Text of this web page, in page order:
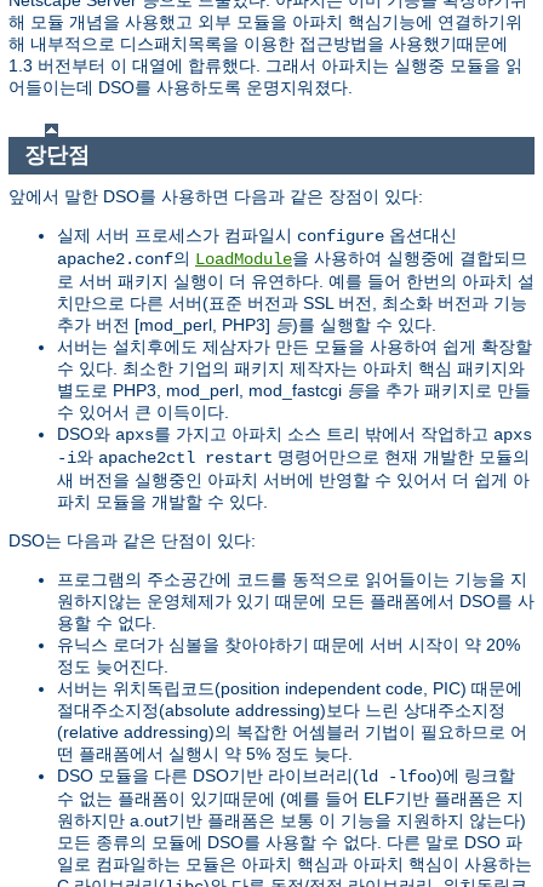
해 모듈 개념을 사용했고 외부 모듈을 아파치 핵심기능에 연결하기위
해 내부적으로 디스패치목록을 이용한 접근방법을 사용했기때문에
1.3 버전부터 이 대열에 합류했다. 그래서 아파치는 실행중 모듈을 읽
어들이는데 DSO를 사용하도록 운명지워졌다.
장단점
앞에서 말한 DSO를 사용하면 다음과 같은 장점이 있다:
실제 서버 프로세스가 컴파일시 configure 옵션대신
apache2.conf의 LoadModule을 사용하여 실행중에 결합되므
로 서버 패키지 실행이 더 유연하다. 예를 들어 한번의 아파치 설
치만으로 다른 서버(표준 버전과 SSL 버전, 최소화 버전과 기능
추가 버전 [mod_perl, PHP3] 등)를 실행할 수 있다.
서버는 설치후에도 제삼자가 만든 모듈을 사용하여 쉽게 확장할
수 있다. 최소한 기업의 패키지 제작자는 아파치 핵심 패키지와
별도로 PHP3, mod_perl, mod_fastcgi 등을 추가 패키지로 만들
수 있어서 큰 이득이다.
DSO와 apxs를 가지고 아파치 소스 트리 밖에서 작업하고 apxs
-i와 apache2ctl restart 명령어만으로 현재 개발한 모듈의
새 버전을 실행중인 아파치 서버에 반영할 수 있어서 더 쉽게 아
파치 모듈을 개발할 수 있다.
DSO는 다음과 같은 단점이 있다:
프로그램의 주소공간에 코드를 동적으로 읽어들이는 기능을 지
원하지않는 운영체제가 있기 때문에 모든 플래폼에서 DSO를 사
용할 수 없다.
유닉스 로더가 심볼을 찾아야하기 때문에 서버 시작이 약 20%
정도 늦어진다.
서버는 위치독립코드(position independent code, PIC) 때문에
절대주소지정(absolute addressing)보다 느린 상대주소지정
(relative addressing)의 복잡한 어셈블러 기법이 필요하므로 어
떤 플래폼에서 실행시 약 5% 정도 늦다.
DSO 모듈을 다른 DSO기반 라이브러리(ld -lfoo)에 링크할
수 없는 플래폼이 있기때문에 (예를 들어 ELF기반 플래폼은 지
원하지만 a.out기반 플래폼은 보통 이 기능을 지원하지 않는다)
모든 종류의 모듈에 DSO를 사용할 수 없다. 다른 말로 DSO 파
일로 컴파일하는 모듈은 아파치 핵심과 아파치 핵심이 사용하는